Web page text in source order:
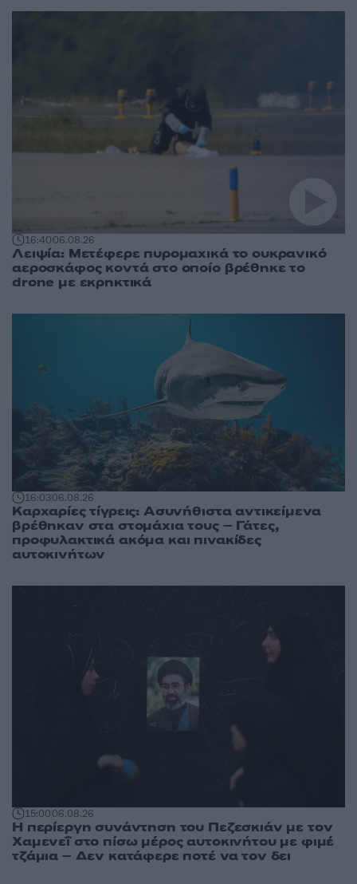
16:4006.08.26
Λειψία: Μετέφερε πυρομαχικά το ουκρανικό
αεροσκάφος κοντά στο οποίο βρέθηκε το
drone με εκρηκτικά
16:0306.08.26
Καρχαρίες τίγρεις: Ασυνήθιστα αντικείμενα
βρέθηκαν στα στομάχια τους – Γάτες,
προφυλακτικά ακόμα και πινακίδες
αυτοκινήτων
15:0006.08.26
Η περίεργη συνάντηση του Πεζεσκιάν με τον
Χαμενεΐ στο πίσω μέρος αυτοκινήτου με φιμέ
τζάμια – Δεν κατάφερε ποτέ να τον δει